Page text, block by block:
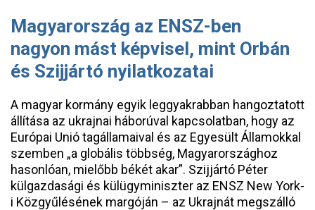
Magyarország az ENSZ-ben
nagyon mást képvisel, mint Orbán
és Szijjártó nyilatkozatai
A magyar kormány egyik leggyakrabban hangoztatott
állítása az ukrajnai háborúval kapcsolatban, hogy az
Európai Unió tagállamaival és az Egyesült Államokkal
szemben „a globális többség, Magyarországhoz
hasonlóan, mielőbb békét akar”. Szijjártó Péter
külgazdasági és külügyminiszter az ENSZ New York-
i Közgyűlésének margóján – az Ukrajnát megszálló